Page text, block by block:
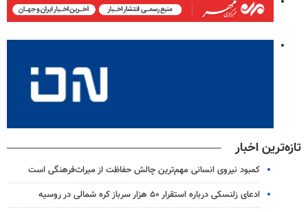
تازه‌ترین اخبار
کمبود نیروی انسانی مهم‌ترین چالش حفاظت از میراث‌فرهنگی است
ادعای زلنسکی درباره استقرار ۵۰ هزار سرباز کره شمالی در روسیه